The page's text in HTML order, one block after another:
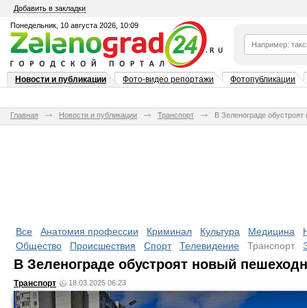
Добавить в закладки
Понедельник, 10 августа 2026, 10:09
Новости и публикации Фото-видео репортажи Фотопубликации
Главная Новости и публикации Транспорт В Зеленограде
Все Анатомия профессии Криминал Культура Медицина
Общество
Происшествия Спорт Телевидение Транспорт
В Зеленограде обустроят новый
Транспорт 18.03.2025 06:23